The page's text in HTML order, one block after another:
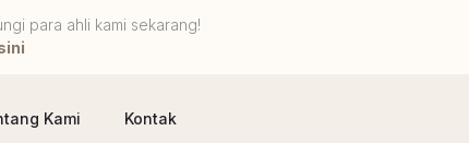
para ahli kami sekarang!
Kami Kontak